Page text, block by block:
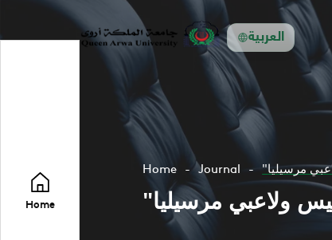
العربية
Home
Home Journal مرسيليا
ولاعبي مرسيليا